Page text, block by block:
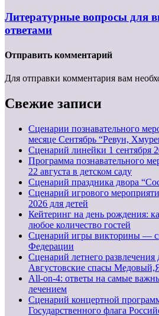
Литературные вопросы для
ответами
Отправить комментарий
Для отправки комментария вам
Свежие записи
Сценарии познавательного
месяце Сентябрь “Ревун,
Cценарий линейки 1 сентября
Программа познавательного
22 августа в детском саду
Сценарий праздника двора
Сценарий игрового
2026 для детей
Кейтеринг на день рождения:
любое количество гостей
Сценарий игры викторины —
Федерации
Сценарий летнего
Августовские спасы
All-on-4: ответы на самые
лечением
Сценарий концертной
Государственного флага